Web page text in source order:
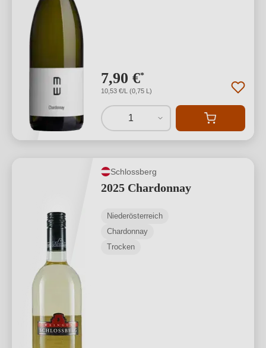
7,90 €*
10,53 €/L (0,75 L)
1
Schlossberg
2025 Chardonnay
Niederösterreich
Chardonnay
Trocken